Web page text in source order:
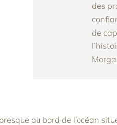
des
de
au bord de l’océan